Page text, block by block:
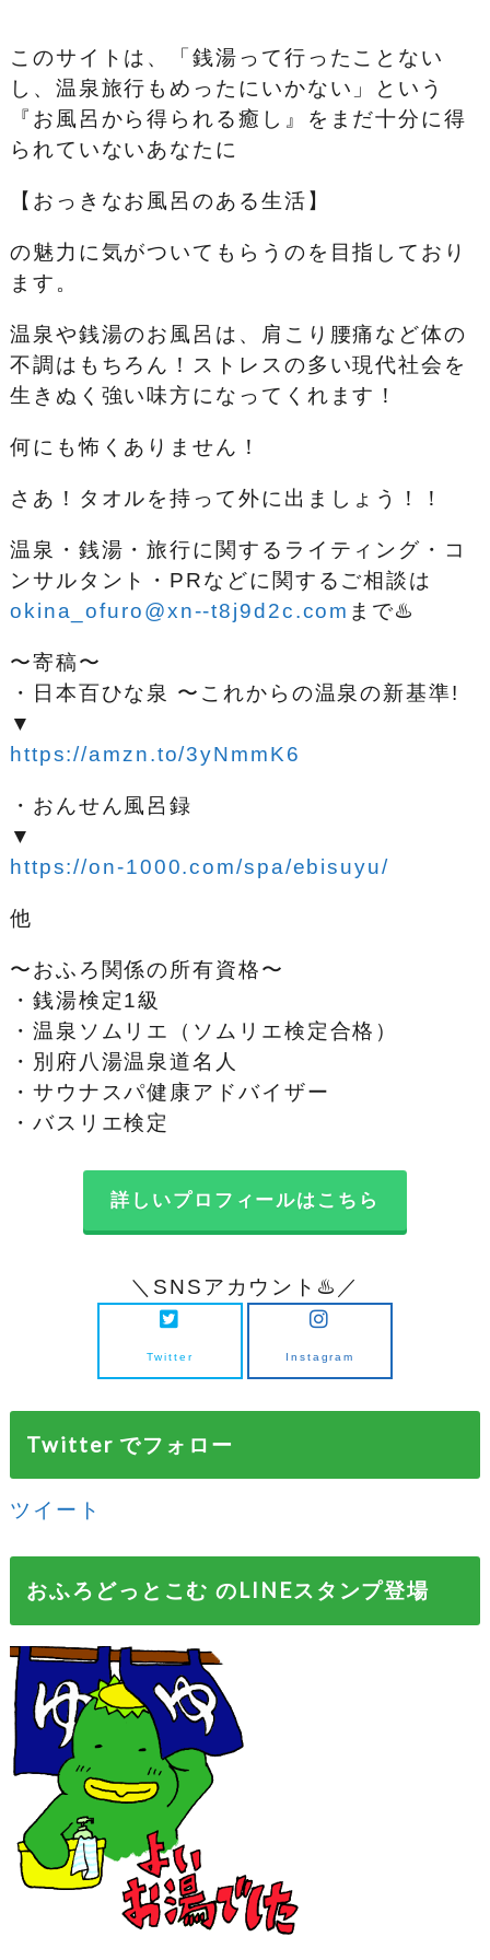
このサイトは、「銭湯って行ったことない
し、温泉旅行もめったにいかない」という
『お風呂から得られる癒し』をまだ十分に得
られていないあなたに
【おっきなお風呂のある生活】
の魅力に気がついてもらうのを目指しており
ます。
温泉や銭湯のお風呂は、肩こり腰痛など体の
不調はもちろん！ストレスの多い現代社会を
生きぬく強い味方になってくれます！
何にも怖くありません！
さあ！タオルを持って外に出ましょう！！
温泉・銭湯・旅行に関するライティング・コ
ンサルタント・PRなどに関するご相談は
okina_ofuro@xn--t8j9d2c.com まで♨️
〜寄稿〜
・日本百ひな泉 〜これからの温泉の新基準!
▼
https://amzn.to/3yNmmK6
・おんせん風呂録
▼
https://on-1000.com/spa/ebisuyu/
他
〜おふろ関係の所有資格〜
・銭湯検定1級
・温泉ソムリエ（ソムリエ検定合格）
・別府八湯温泉道名人
・サウナスパ健康アドバイザー
・バスリエ検定
詳しいプロフィールはこちら
＼SNSアカウント♨️／
Twitter Instagram
Twitter でフォロー
ツイート
おふろどっとこむ のLINEスタンプ登場